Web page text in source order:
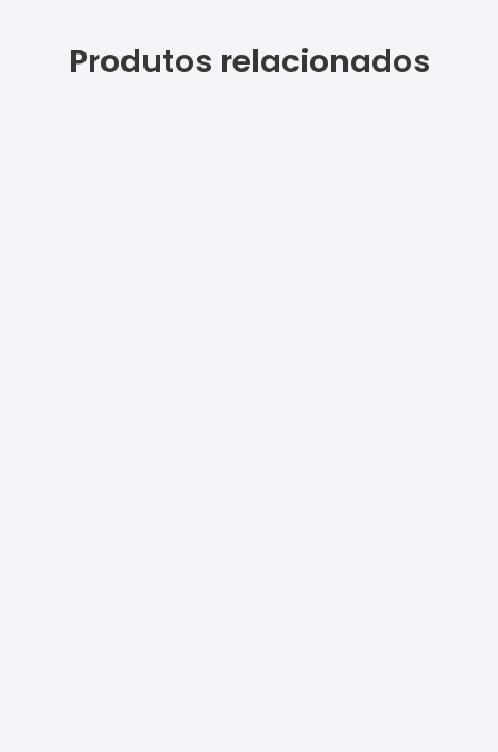
Produtos relacionados